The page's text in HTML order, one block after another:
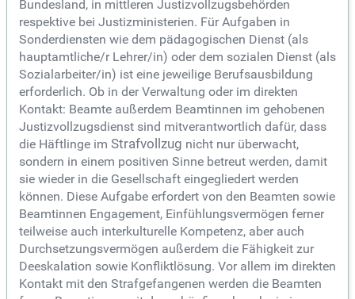
Bundesland, in mittleren Justizvollzugsbehörden
respektive bei Justizministerien. Für Aufgaben in
Sonderdiensten wie dem pädagogischen Dienst (als
hauptamtliche/r Lehrer/in) oder dem sozialen Dienst (als
Sozialarbeiter/in) ist eine jeweilige Berufsausbildung
erforderlich. Ob in der Verwaltung oder im direkten
Kontakt: Beamte außerdem Beamtinnen im gehobenen
Justizvollzugsdienst sind mitverantwortlich dafür, dass
die Häftlinge im Strafvollzug nicht nur überwacht,
sondern in einem positiven Sinne betreut werden, damit
sie wieder in die Gesellschaft eingegliedert werden
können. Diese Aufgabe erfordert von den Beamten sowie
Beamtinnen Engagement, Einfühlungsvermögen ferner
teilweise auch interkulturelle Kompetenz, aber auch
Durchsetzungsvermögen außerdem die Fähigkeit zur
Deeskalation sowie Konfliktlösung. Vor allem im direkten
Kontakt mit den Strafgefangenen werden die Beamten